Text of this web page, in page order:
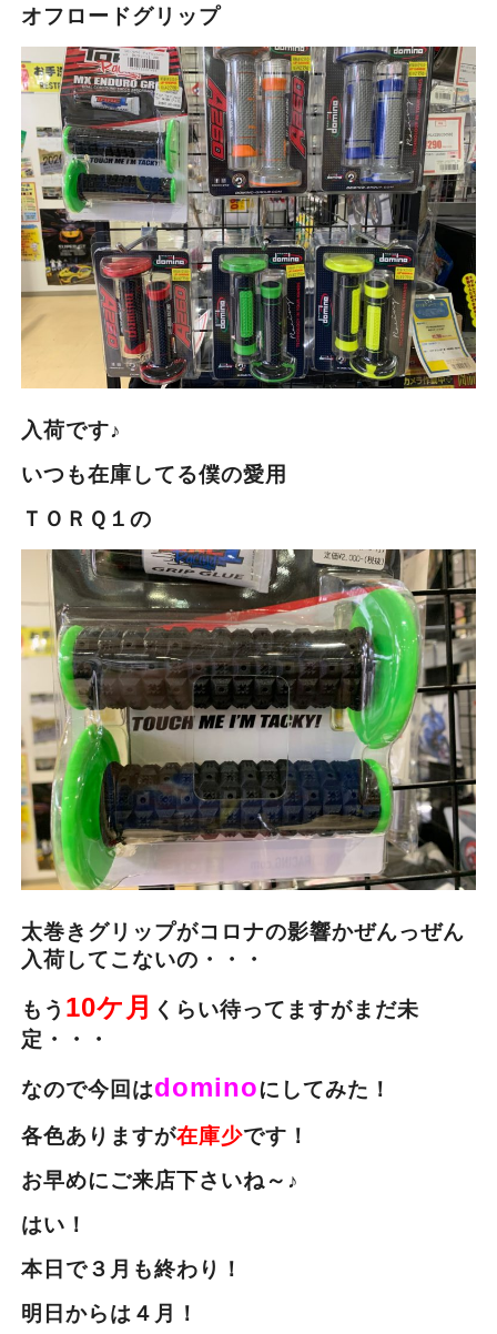
オフロードグリップ
入荷です♪
いつも在庫してる僕の愛用
ＴＯＲＱ１の
太巻きグリップがコロナの影響かぜんっぜん
入荷してこないの・・・
もう 10ケ月
くらい待ってますがまだ未
定・・・
なので今回はdominoにしてみた！
各色ありますが在庫少です！
お早めにご来店下さいね～♪
はい！
本日で３月も終わり！
明日からは４月！